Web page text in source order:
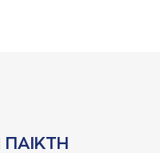
ΠΑΙΚΤΗ